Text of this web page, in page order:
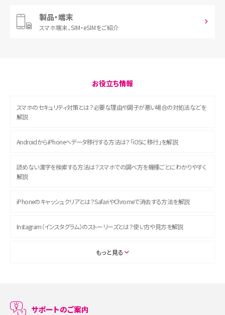
製品・端末
スマホ端末、SIM・eSIMをご紹介
お役立ち情報
スマホのセキュリティ対策とは？必要な理由や調子が悪い場合の対処法などを
解説
AndroidからiPhoneへデータ移行する方法は？「iOSに移行」を解説
読めない漢字を検索する方法は？スマホでの調べ方を機種ごとにわかりやすく
解説
iPhoneのキャッシュクリアとは？SafariやChromeで消去する方法を解説
Instagram（インスタグラム）のストーリーズとは？使い方や見方を解説
ASMRとは？初心者向けの代表ジャンルや楽しみ方を解説
LINEで友だちを削除する方法は？方法ごとの影響や復活・復元する方法も解説
もっと見る
サポートのご案内